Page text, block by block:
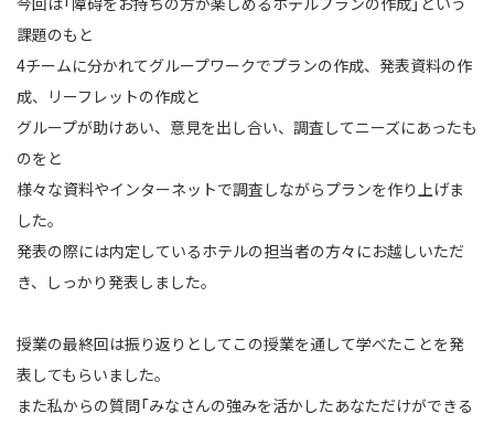
課題のもと
4チームに分かれてグループワークでプランの作成、発表資料の作
成、リーフレットの作成と
グループが助けあい、意見を出し合い、調査してニーズにあったも
のをと
様々な資料やインターネットで調査しながらプランを作り上げま
した。
発表の際には内定しているホテルの担当者の方々にお越しいただ
き、しっかり発表しました。
授業の最終回は振り返りとしてこの授業を通して学べたことを発
表してもらいました。
また私からの質問「みなさんの強みを活かしたあなただけができる